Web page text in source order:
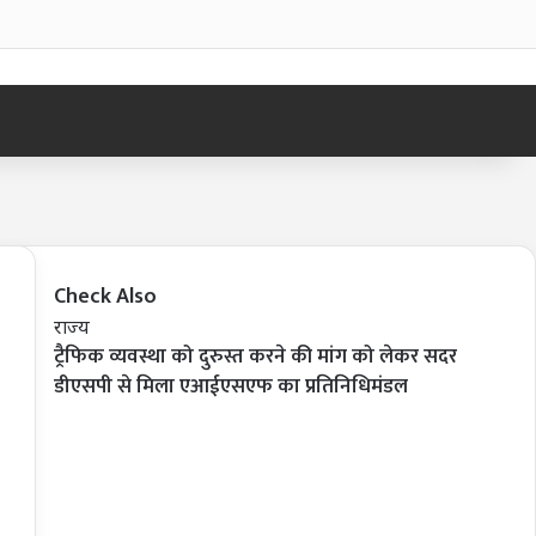
Check Also
Close
राज्य
ट्रैफिक व्यवस्था को दुरुस्त करने की मांग को लेकर सदर
डीएसपी से मिला एआईएसएफ का प्रतिनिधिमंडल